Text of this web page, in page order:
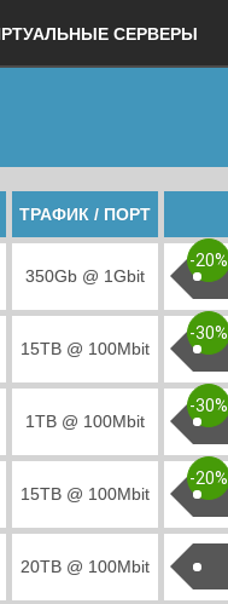
СЕРВЕРЫ
ТРАФИК / ПОРТ
350Gb @ 1Gbit
-20%
15TB @ 100Mbit
-30%
1TB @ 100Mbit
-30%
15TB @ 100Mbit
-20%
20TB @ 100Mbit